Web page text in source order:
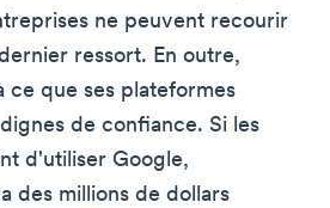
ne peuvent recourir
ressort. En outre,
ce que ses plateformes
de confiance. Si les
d'utiliser Google,
des millions de dollars